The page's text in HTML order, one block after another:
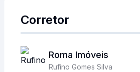
Corretor
Roma Imóveis
Rufino Gomes Silva